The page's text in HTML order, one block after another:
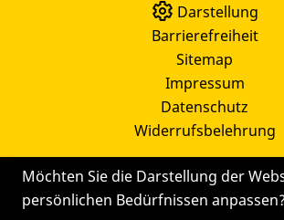
Möchten Sie die Darstellung der
persönlichen Bedürfnissen
Darstellung
Barrierefreiheit
Sitemap
Impressum
Datenschutz
Widerrufsbelehrung